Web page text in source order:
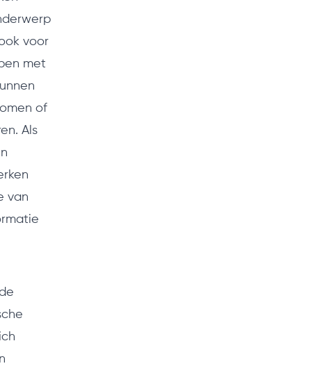
voor
met
of
Als
van